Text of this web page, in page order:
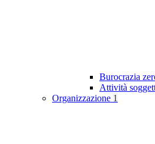
Burocrazia
Attività
Organizzazione 1